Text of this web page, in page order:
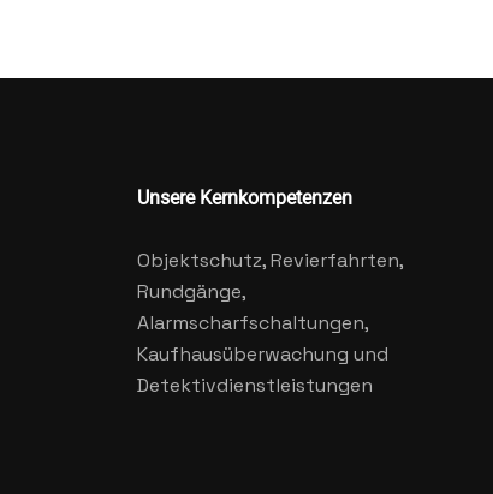
Unsere Kernkompetenzen
Objektschutz, Revierfahrten,
Rundgänge,
Alarmscharfschaltungen,
Kaufhausüberwachung und
Detektivdienstleistungen